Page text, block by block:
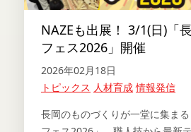
NAZEも出展！ 3/1(日)「
フェス2026」開催
2026年02月18日
トピックス 人材育成 情報発信
長岡のものづくりが一堂に集ま